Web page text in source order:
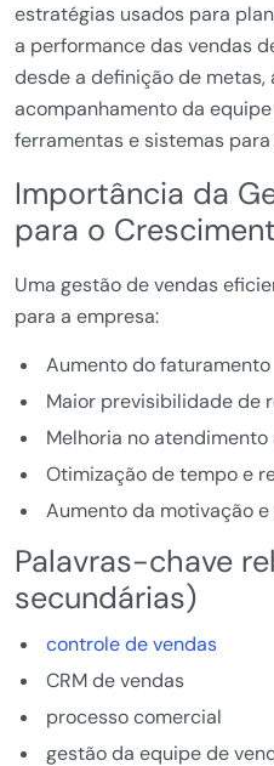
estratégias usados para
a performance das vendas
desde a definição de
acompanhamento da
ferramentas e sistemas
Importância da
para o
Uma gestão de vendas
para a empresa:
Aumento do faturamento
Maior previsibilidade de
Melhoria no
Otimização de tempo e
Aumento da motivação
Palavras-chave
secundárias)
controle de vendas
CRM de vendas
processo comercial
gestão da equipe de